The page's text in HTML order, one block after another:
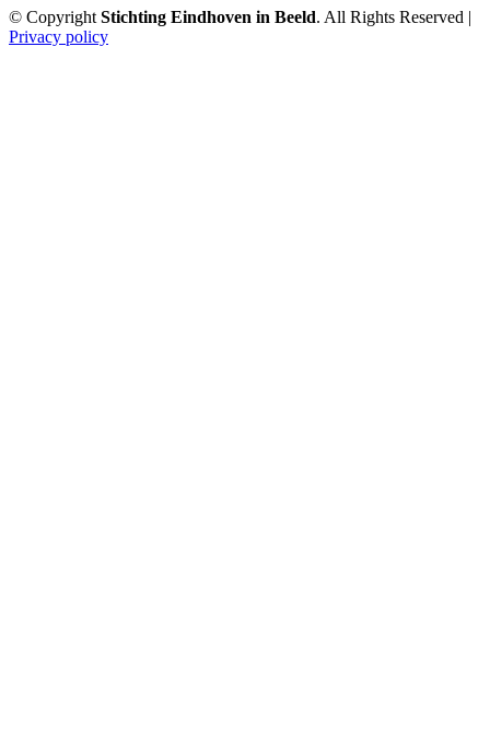
© CopyrightStichting Eindhoven in Beeld. All Rights Reserved |
Privacy policy